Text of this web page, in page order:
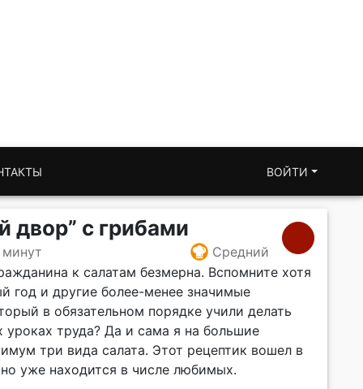
ВОЙТИ
двор” с грибами
Средний
к салатам безмерна. Вспомните хотя
год и другие более-менее значимые
в обязательном порядке учили делать
уроках труда? Да и сама я на большие
три вида салата. Этот рецептик вошел в
уже находится в числе любимых.